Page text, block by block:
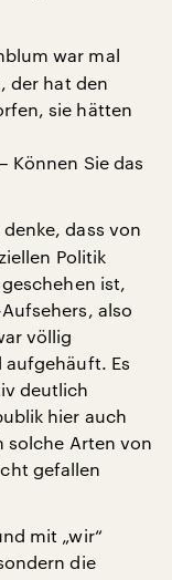
war mal
der hat den
sie hätten
Können Sie das
dass von
Politik
ist,
also
völlig
aufgehäuft. Es
deutlich
hier auch
solche Arten von
gefallen
mit „wir“
die